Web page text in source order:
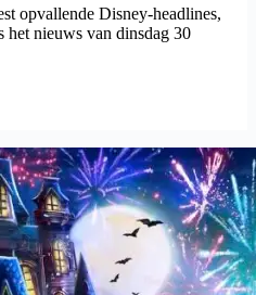
opvallende Disney-headlines,
nieuws van dinsdag 30